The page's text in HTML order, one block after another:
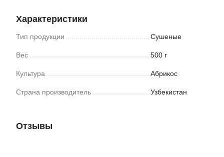
Характеристики
Тип продукции Сушеные
Вес 500 г
Культура Абрикос
Страна производитель Узбекистан
Отзывы